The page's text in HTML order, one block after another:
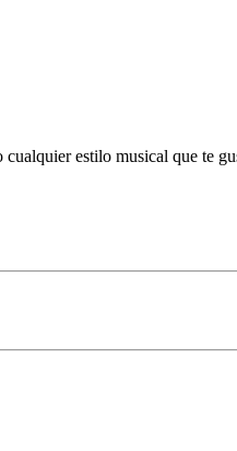
estilo musical que te